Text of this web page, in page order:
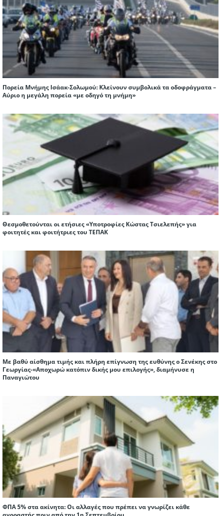
Πορεία Μνήμης Ισάακ-Σολωμού: Κλείνουν συμβολικά τα οδοφράγματα –
Αύριο η μεγάλη πορεία «με οδηγό τη μνήμη»
Θεσμοθετούνται οι ετήσιες «Υποτροφίες Κώστας Τσιελεπής» για
φοιτητές και φοιτήτριες του ΤΕΠΑΚ
Με βαθύ αίσθημα τιμής και πλήρη επίγνωση της ευθύνης ο Σενέκης στο
Γεωργίας-«Αποχωρώ κατόπιν δικής μου επιλογής», διαμήνυσε η
Παναγιώτου
ΦΠΑ 5% στα ακίνητα: Οι αλλαγές που πρέπει να γνωρίζει κάθε